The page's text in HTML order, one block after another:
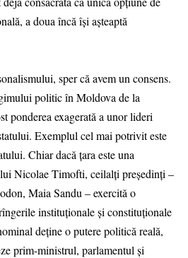
a doua încă își așteaptă
sper că avem un consens.
politic în Moldova de la
ponderea exagerată a unor lideri
Exemplul cel mai potrivit este
Chiar dacă țara este una
Nicolae Timofti, ceilalți președinți –
Maia Sandu – exercită o
instituționale și constituționale
deține o putere politică reală,
prim-ministrul, parlamentul și